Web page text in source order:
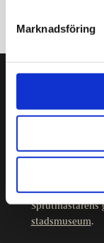
Marknadsföring
Kristiansgatan
Sprutmästarens
stadsmuseum.